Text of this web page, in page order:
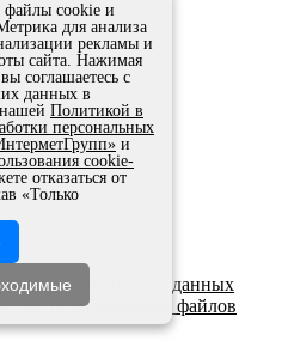
персональных данных
использования файлов
cookie и
для анализа
рекламы и
сайта. Нажимая
соглашаетесь с
данных в
Политикой в
персональных
и
cookie-
отказаться от
«Только